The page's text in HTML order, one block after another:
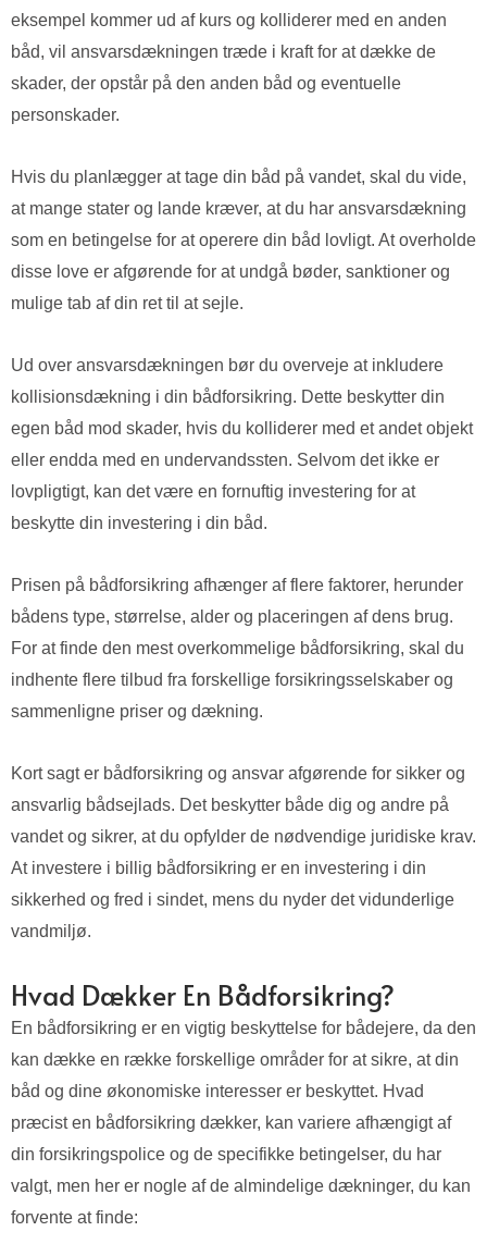
eksempel kommer ud af kurs og kolliderer med en anden
båd, vil ansvarsdækningen træde i kraft for at dække de
skader, der opstår på den anden båd og eventuelle
personskader.
Hvis du planlægger at tage din båd på vandet, skal du vide,
at mange stater og lande kræver, at du har ansvarsdækning
som en betingelse for at operere din båd lovligt. At overholde
disse love er afgørende for at undgå bøder, sanktioner og
mulige tab af din ret til at sejle.
Ud over ansvarsdækningen bør du overveje at inkludere
kollisionsdækning i din bådforsikring. Dette beskytter din
egen båd mod skader, hvis du kolliderer med et andet objekt
eller endda med en undervandssten. Selvom det ikke er
lovpligtigt, kan det være en fornuftig investering for at
beskytte din investering i din båd.
Prisen på bådforsikring afhænger af flere faktorer, herunder
bådens type, størrelse, alder og placeringen af dens brug.
For at finde den mest overkommelige bådforsikring, skal du
indhente flere tilbud fra forskellige forsikringsselskaber og
sammenligne priser og dækning.
Kort sagt er bådforsikring og ansvar afgørende for sikker og
ansvarlig bådsejlads. Det beskytter både dig og andre på
vandet og sikrer, at du opfylder de nødvendige juridiske krav.
At investere i billig bådforsikring er en investering i din
sikkerhed og fred i sindet, mens du nyder det vidunderlige
vandmiljø.
Hvad Dækker En Bådforsikring?
En bådforsikring er en vigtig beskyttelse for bådejere, da den
kan dække en række forskellige områder for at sikre, at din
båd og dine økonomiske interesser er beskyttet. Hvad
præcist en bådforsikring dækker, kan variere afhængigt af
din forsikringspolice og de specifikke betingelser, du har
valgt, men her er nogle af de almindelige dækninger, du kan
forvente at finde: